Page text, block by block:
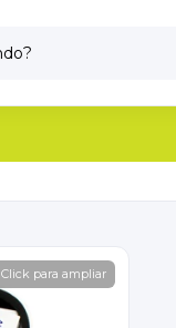
Click para ampliar